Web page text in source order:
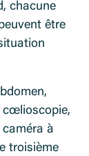
chacune
être
cœlioscopie,
à
troisième